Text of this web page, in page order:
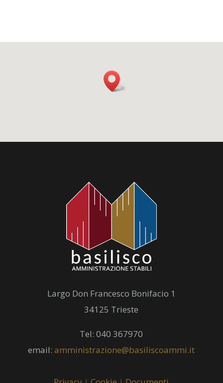
Largo Don Francesco Bonifacio 1
34125 Trieste
Tel: 040 367970
email:amministrazione@basiliscoammi.it